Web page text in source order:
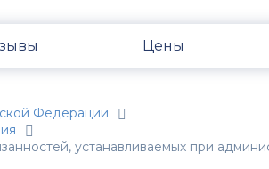
Цены
Федерации
устанавливаемых при